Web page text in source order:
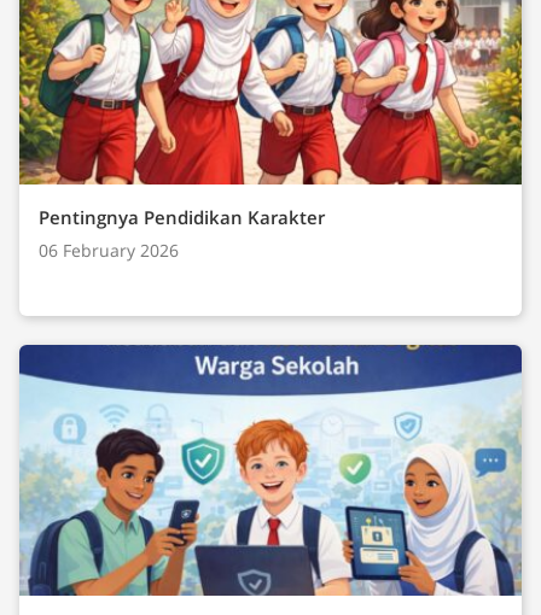
Pentingnya Pendidikan Karakter
06 February 2026